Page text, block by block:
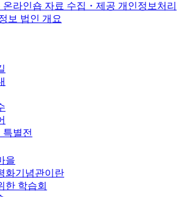
온라인숍 자료 수집・제공 개인정보처리
보 법인 개요
특별전
을
화기념관이란
한 학습회